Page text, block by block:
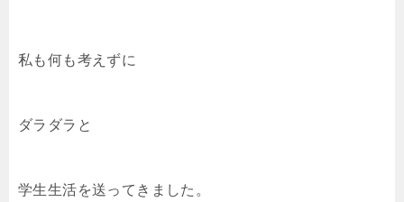
私も何も考えずに
ダラダラと
学生生活を送ってきました。